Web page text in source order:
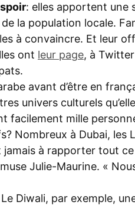
: elles apportent une
la population locale.
à convaincre. Et leur
ont leur page, à
avant d’être en
univers culturels
facilement mille
Nombreux à Dubai, les
à rapporter tout
Julie-Maurine. «
Diwali, par exemple,